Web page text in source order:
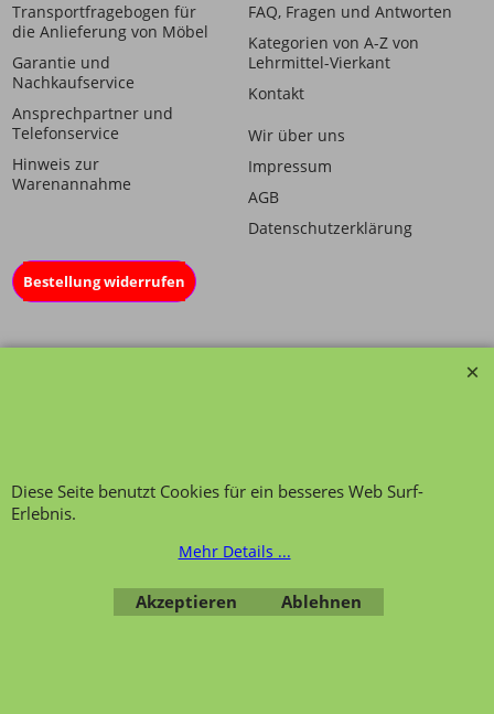
Transportfragebogen für
die Anlieferung von Möbel
Garantie und
Nachkaufservice
Ansprechpartner und
Telefonservice
Hinweis zur
Warenannahme
FAQ, Fragen und Antworten
Kategorien von A-Z von
Lehrmittel-Vierkant
Kontakt
Wir über uns
Impressum
AGB
Datenschutzerklärung
Bestellung widerrufen
WebShop erstellt mit ShopFactory Shop Software.
Diese Seite benutzt Cookies für ein besseres Web Surf-
Erlebnis.
Mehr Details ...
Akzeptieren Ablehnen